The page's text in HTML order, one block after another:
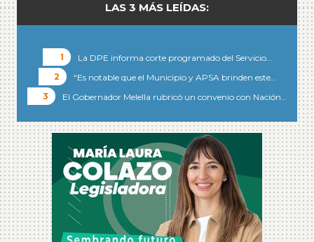
LAS 3 MÁS LEÍDAS:
La DPE informa corte programado del Servicio…
“Es notable que el Municipio y APSA brinden este…
El Gobernador Melella rubricó un convenio con Nación…